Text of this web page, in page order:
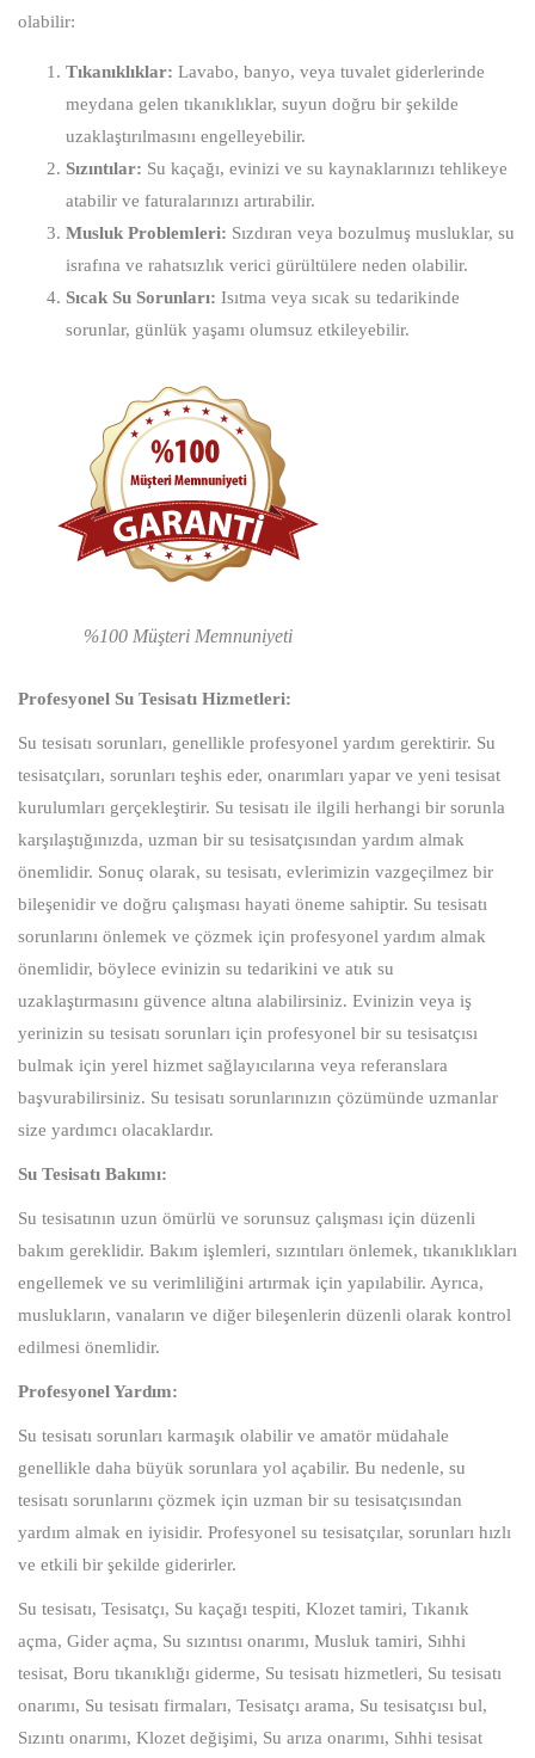
olabilir:
Tıkanıklıklar: Lavabo, banyo, veya tuvalet giderlerinde
meydana gelen tıkanıklıklar, suyun doğru bir şekilde
uzaklaştırılmasını engelleyebilir.
Sızıntılar: Su kaçağı, evinizi ve su kaynaklarınızı tehlikeye
atabilir ve faturalarınızı artırabilir.
Musluk Problemleri: Sızdıran veya bozulmuş musluklar, su
israfına ve rahatsızlık verici gürültülere neden olabilir.
Sıcak Su Sorunları: Isıtma veya sıcak su tedarikinde
sorunlar, günlük yaşamı olumsuz etkileyebilir.
%100 Müşteri Memnuniyeti
Profesyonel Su Tesisatı Hizmetleri:
Su tesisatı sorunları, genellikle profesyonel yardım gerektirir. Su
tesisatçıları, sorunları teşhis eder, onarımları yapar ve yeni tesisat
kurulumları gerçekleştirir. Su tesisatı ile ilgili herhangi bir sorunla
karşılaştığınızda, uzman bir su tesisatçısından yardım almak
önemlidir. Sonuç olarak, su tesisatı, evlerimizin vazgeçilmez bir
bileşenidir ve doğru çalışması hayati öneme sahiptir. Su tesisatı
sorunlarını önlemek ve çözmek için profesyonel yardım almak
önemlidir, böylece evinizin su tedarikini ve atık su
uzaklaştırmasını güvence altına alabilirsiniz. Evinizin veya iş
yerinizin su tesisatı sorunları için profesyonel bir su tesisatçısı
bulmak için yerel hizmet sağlayıcılarına veya referanslara
başvurabilirsiniz. Su tesisatı sorunlarınızın çözümünde uzmanlar
size yardımcı olacaklardır.
Su Tesisatı Bakımı:
Su tesisatının uzun ömürlü ve sorunsuz çalışması için düzenli
bakım gereklidir. Bakım işlemleri, sızıntıları önlemek, tıkanıklıkları
engellemek ve su verimliliğini artırmak için yapılabilir. Ayrıca,
muslukların, vanaların ve diğer bileşenlerin düzenli olarak kontrol
edilmesi önemlidir.
Profesyonel Yardım:
Su tesisatı sorunları karmaşık olabilir ve amatör müdahale
genellikle daha büyük sorunlara yol açabilir. Bu nedenle, su
tesisatı sorunlarını çözmek için uzman bir su tesisatçısından
yardım almak en iyisidir. Profesyonel su tesisatçılar, sorunları hızlı
ve etkili bir şekilde giderirler.
Su tesisatı, Tesisatçı, Su kaçağı tespiti, Klozet tamiri, Tıkanık
açma, Gider açma, Su sızıntısı onarımı, Musluk tamiri, Sıhhi
tesisat, Boru tıkanıklığı giderme, Su tesisatı hizmetleri, Su tesisatı
onarımı, Su tesisatı firmaları, Tesisatçı arama, Su tesisatçısı bul,
Sızıntı onarımı, Klozet değişimi, Su arıza onarımı, Sıhhi tesisat